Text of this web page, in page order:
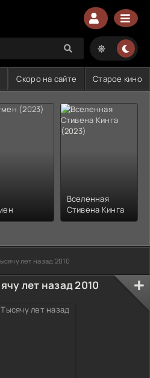
Скоро на сайте Старое кино
Вселенная
Стивена Кинга
лет назад 2010
лет назад 2010